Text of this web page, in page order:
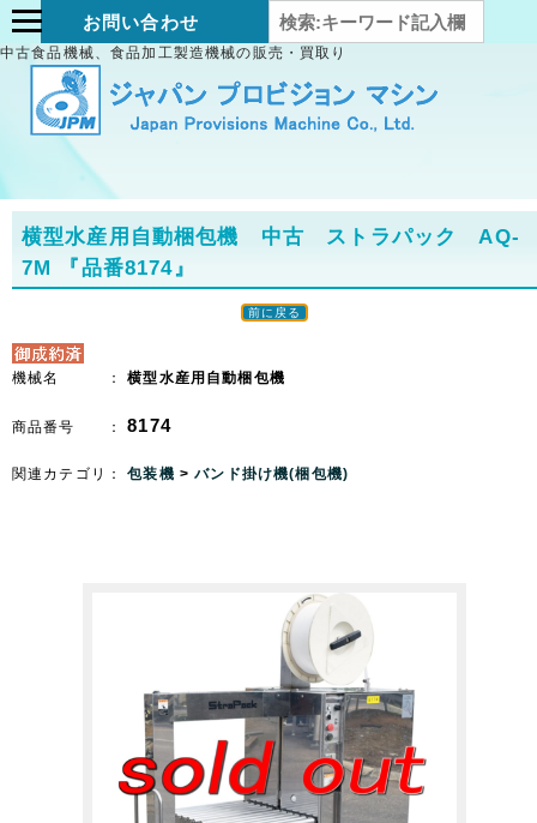
お問い合わせ
中古食品機械、食品加工製造機械の販売・買取り
横型水産用自動梱包機 中古 ストラパック AQ-
7M
『品番8174』
前に戻る
機械名 ：横型水産用自動梱包機
商品番号 ：8174
関連カテゴリ：包装機 >バンド掛け機(梱包機)